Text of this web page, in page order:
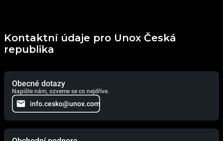
Kontaktní údaje pro Unox Česká
republika
Obecné dotazy
Napište nám, ozveme se co nejdříve.
info.cesko@unox.com